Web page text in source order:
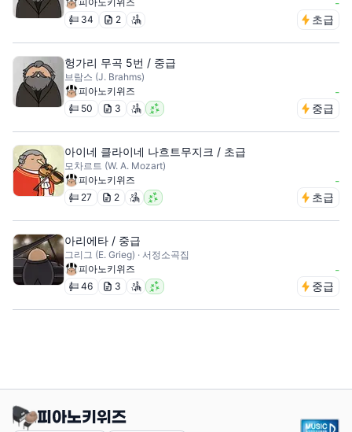
34 2 초급
헝가리 무곡 5번 / 중급
브람스 (J. Brahms)
피아노키위즈
-
50 3 중급
아이네 클라이네 나흐트무지크 / 초급
모차르트 (W. A. Mozart)
피아노키위즈
-
27 2 초급
아리에타 / 중급
그리그 (E. Grieg) · 서정소곡집
피아노키위즈
-
46 3 중급